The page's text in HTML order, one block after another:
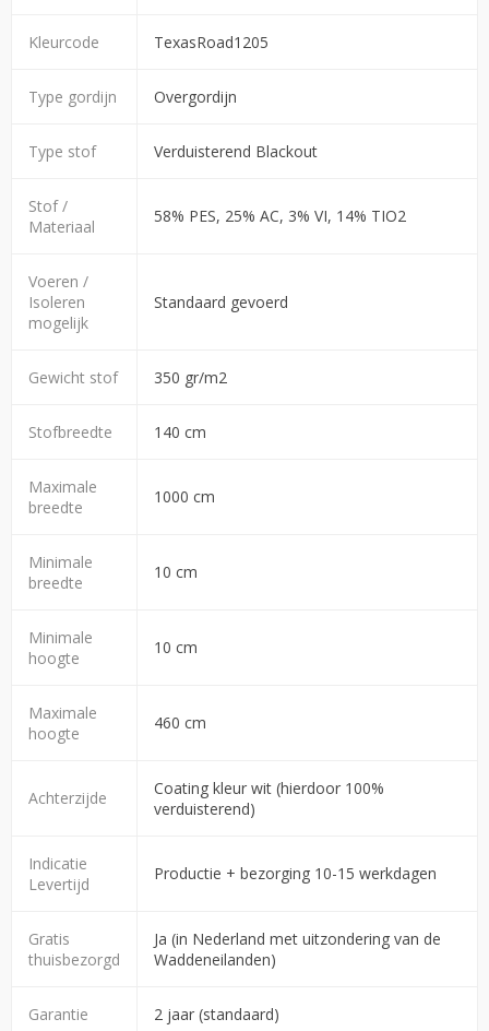
Kleurcode TexasRoad1205
Type gordijn Overgordijn
Type stof Verduisterend Blackout
Stof /
Materiaal
58% PES, 25% AC, 3% VI, 14% TIO2
Voeren /
Isoleren
mogelijk
Standaard gevoerd
Gewicht stof 350 gr/m2
Stofbreedte 140 cm
Maximale
breedte
1000 cm
Minimale
breedte
10 cm
Minimale
hoogte
10 cm
Maximale
hoogte
460 cm
Achterzijde
Coating kleur wit (hierdoor 100%
verduisterend)
Indicatie
Levertijd
Productie + bezorging 10-15 werkdagen
Gratis
thuisbezorgd
Ja (in Nederland met uitzondering van de
Waddeneilanden)
Garantie 2 jaar (standaard)